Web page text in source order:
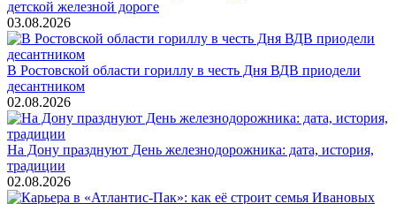
детской железной дороге
03.08.2026
В Ростовской области гориллу в честь Дня ВДВ приодели
десантником
02.08.2026
На Дону празднуют День железнодорожника: дата, история,
традиции
02.08.2026